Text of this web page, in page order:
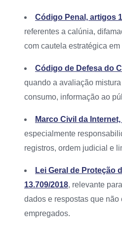
Código Penal, artigos
referentes a calúnia,
com cautela estratégica
Código de Defesa do
quando a avaliação
consumo, informação ao
Marco Civil da
especialmente
registros, ordem judicial e
Lei Geral de Proteção
13.709/2018, relevante
dados e respostas que
empregados.